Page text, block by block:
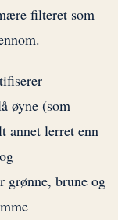
filteret som
øyne (som
annet lerret enn
grønne, brune og